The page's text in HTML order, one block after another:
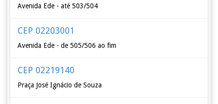
Avenida Ede - até 503/504
CEP 02203001
Avenida Ede - de 505/506 ao fim
CEP 02219140
Praça José Ignácio de Souza